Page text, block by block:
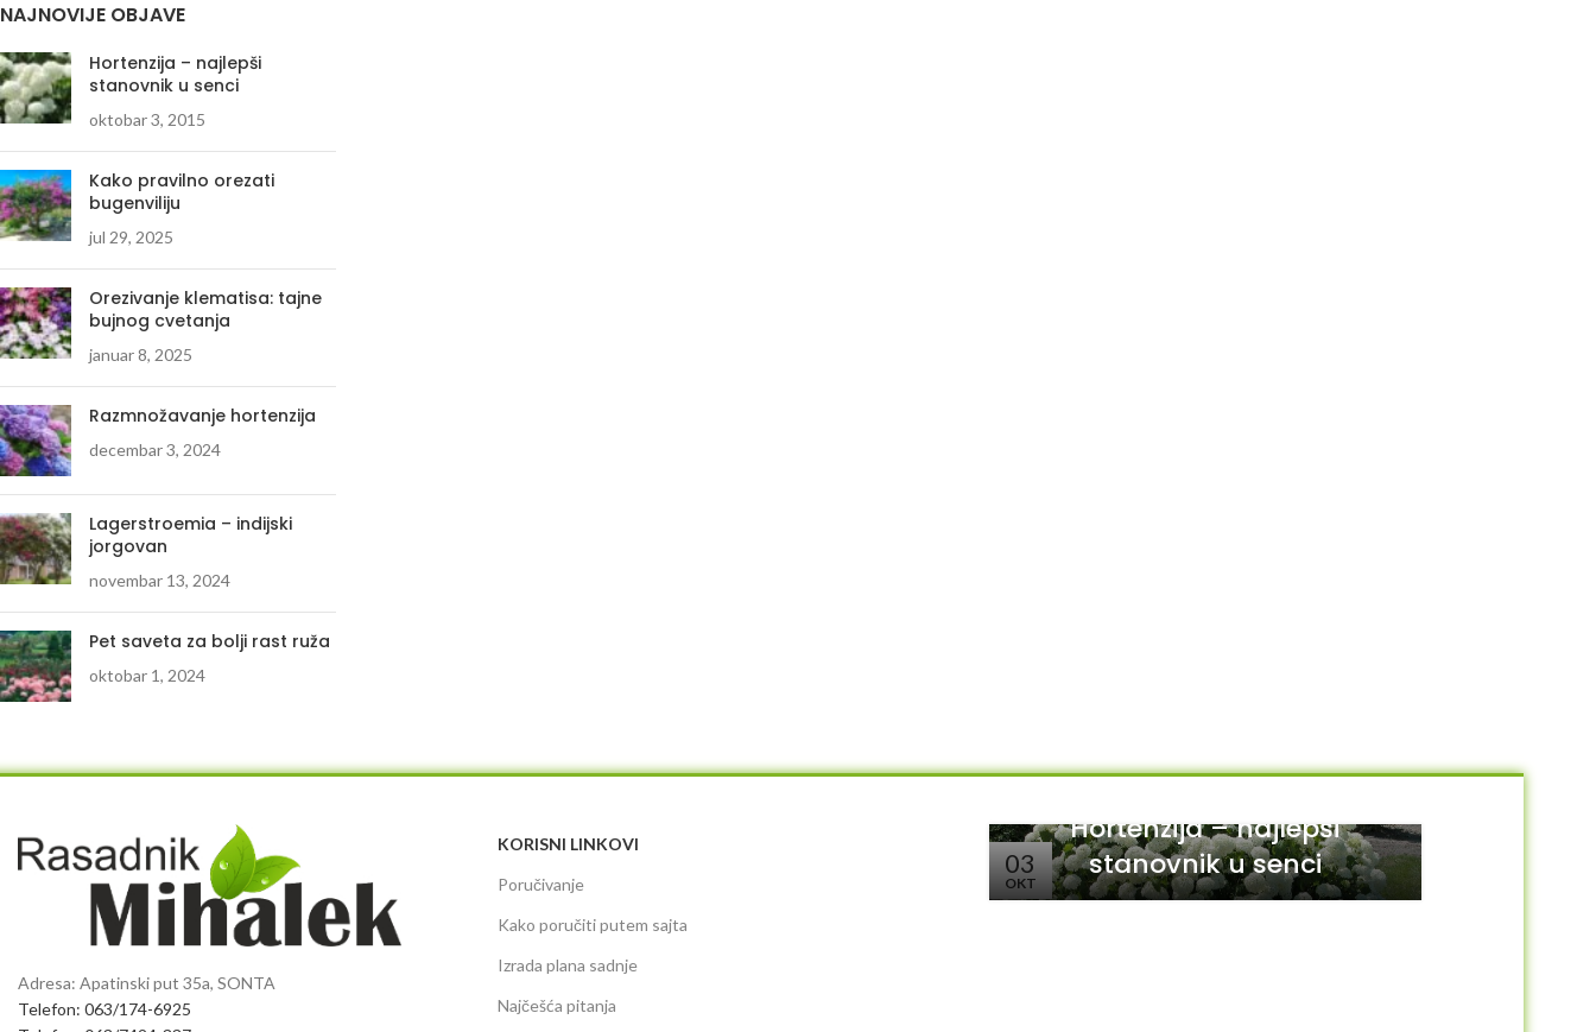
NAJNOVIJE OBJAVE
Hortenzija – najlepši
stanovnik u senci
oktobar 3, 2015
Kako pravilno orezati
bugenviliju
jul 29, 2025
Orezivanje klematisa: tajne
bujnog cvetanja
januar 8, 2025
Razmnožavanje hortenzija
decembar 3, 2024
Lagerstroemia – indijski
jorgovan
novembar 13, 2024
Pet saveta za bolji rast ruža
oktobar 1, 2024
Adresa: Apatinski put 35a, SONTA
Telefon: 063/174-6925
KORISNI LINKOVI
Poručivanje
Kako poručiti putem sajta
Izrada plana sadnje
Najčešća pitanja
03
OKT
Hortenzija – najlepši
stanovnik u senci